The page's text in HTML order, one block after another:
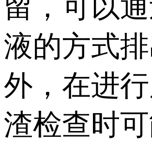
留，可以
液的方式
外，在进
渣检查时